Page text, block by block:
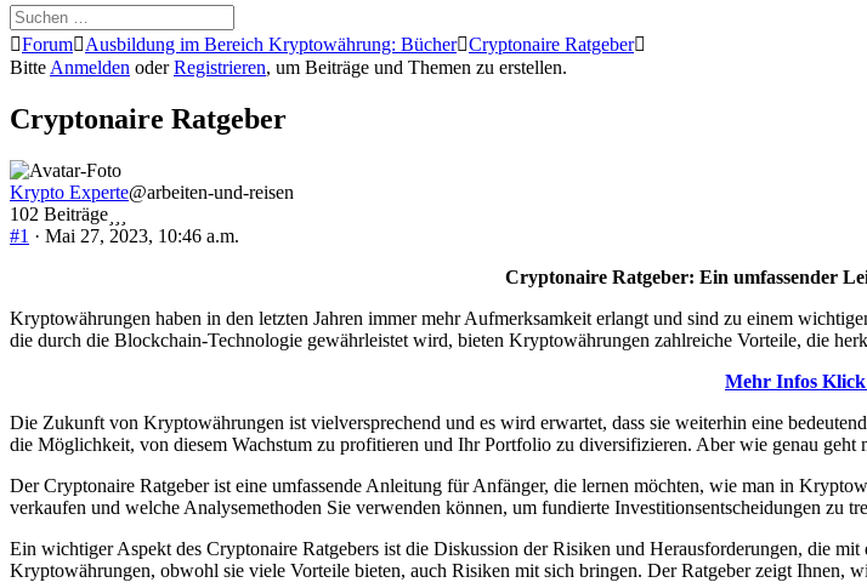
Forum-
Breadcrumbs
Du
bist
Forum Ausbildung im Bereich Kryptowährung: Bücher Cryptonaire Ratgeber
Bitte Anmelden oderRegistrieren, um Beiträge und Themen zu erstellen.
Cryptonaire Ratgeber
Krypto Experte@arbeiten-und-reisen
102 Beiträge
#1 · Mai 27, 2023, 10:46 a.m.
Cryptonaire Ratgeber: Ein umfassender
Kryptowährungen haben in den letzten Jahren immer mehr Aufmerksamkeit erlangt und sind zu einem
die durch die Blockchain-Technologie gewährleistet wird, bieten Kryptowährungen zahlreiche Vorteile, die
Mehr Infos
Die Zukunft von Kryptowährungen ist vielversprechend und es wird erwartet, dass sie weiterhin eine
die Möglichkeit, von diesem Wachstum zu profitieren und Ihr Portfolio zu diversifizieren. Aber wie genau geht
Der Cryptonaire Ratgeber ist eine umfassende Anleitung für Anfänger, die lernen möchten, wie man in
verkaufen und welche Analysemethoden Sie verwenden können, um fundierte Investitionsentscheidungen zu
Ein wichtiger Aspekt des Cryptonaire Ratgebers ist die Diskussion der Risiken und Herausforderungen, die
Kryptowährungen, obwohl sie viele Vorteile bieten, auch Risiken mit sich bringen. Der Ratgeber zeigt Ihnen,